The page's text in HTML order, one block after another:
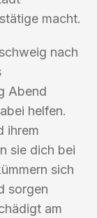
macht.
nach
Abend
helfen.
ihrem
sie dich bei
sich
sorgen
am